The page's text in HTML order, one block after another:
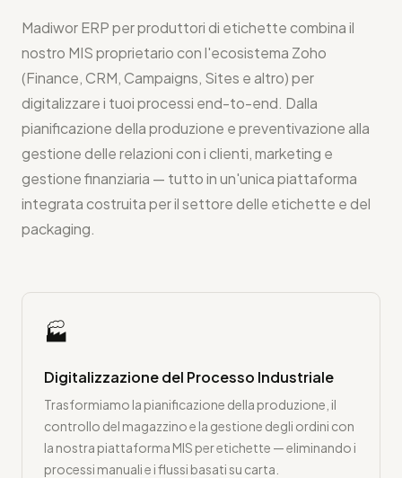
Madiwor ERP per produttori di etichette combina il
nostro MIS proprietario con l'ecosistema Zoho
(Finance, CRM, Campaigns, Sites e altro) per
digitalizzare i tuoi processi end-to-end. Dalla
pianificazione della produzione e preventivazione alla
gestione delle relazioni con i clienti, marketing e
gestione finanziaria — tutto in un'unica piattaforma
integrata costruita per il settore delle etichette e del
packaging.
🏭
Digitalizzazione del Processo Industriale
Trasformiamo la pianificazione della produzione, il
controllo del magazzino e la gestione degli ordini con
la nostra piattaforma MIS per etichette — eliminando i
processi manuali e i flussi basati su carta.